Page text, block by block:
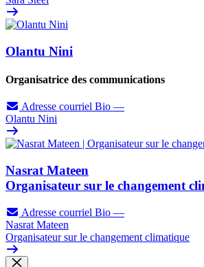
Olantu Nini
Organisatrice des communications
Adresse courriel Bio —
Olantu Nini
Nasrat Mateen
Organisateur sur le changement
Adresse courriel Bio —
Nasrat Mateen
Organisateur sur le changement climatique